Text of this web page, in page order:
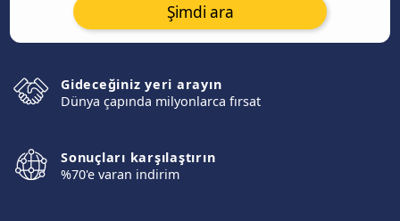
Şimdi ara
Gideceğiniz yeri arayın
Dünya çapında milyonlarca fırsat
Sonuçları karşılaştırın
%70'e varan indirim